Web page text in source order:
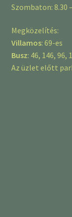
Szombaton: 8.30
Megközelítés:
Villamos: 69-es
Busz: 46, 146, 96,
Az üzlet előtt